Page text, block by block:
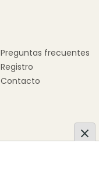
Preguntas frecuentes
Registro
Contacto